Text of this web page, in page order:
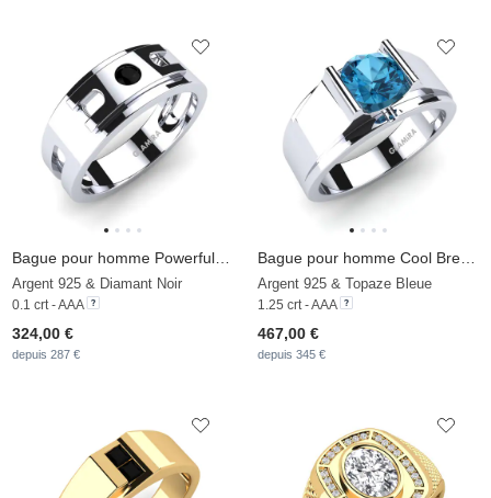
Argent 925 & Diamant Noir
0.1 crt - AAA
324,00 €
depuis 287 €
Argent 925 & Topaze Bleue
1.25 crt - AAA
467,00 €
depuis 345 €